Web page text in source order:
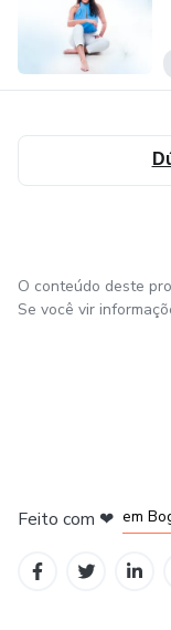
O conteúdo deste
Se você vir
Feito com ❤ em